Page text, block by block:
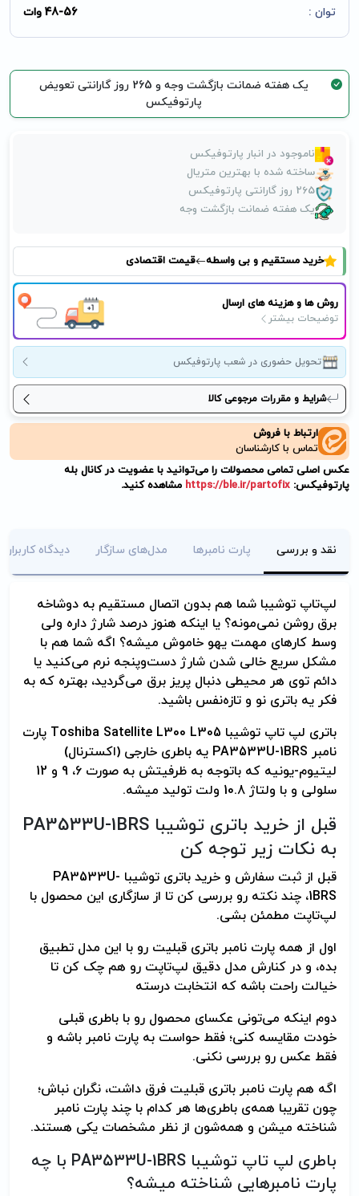
توان : 48-56 وات
یک هفته ضمانت بازگشت وجه و 265 روز گارانتی تعویض
پارتوفیکس
ناموجود در انبار پارتوفیکس
ساخته شده با بهترین متریال
265 روز گارانتی پارتوفیکس
یک هفته ضمانت بازگشت وجه
خرید مستقیم و بی واسطه قیمت اقتصادی
روش ها و هزینه های ارسال
توضیحات بیشتر
تحویل حضوری در شعب پارتوفیکس
شرایط و مقررات مرجوعی کالا
ارتباط با فروش
تماس با کارشناسان
عکس اصلی تمامی محصولات را می‌توانید با عضویت در کانال بله
پارتوفیکس: https://ble.ir/partofix مشاهده کنید.
نقد و بررسی پارت نامبرها مدل‌های سازگار دیدگاه کاربران
لپ‌تاپ توشیبا شما هم بدون اتصال مستقیم به دوشاخه
برق روشن نمی‌مونه؟ یا اینکه هنوز درصد شارژ داره ولی
وسط کارهای مهمت یهو خاموش میشه؟ اگه شما هم با
مشکل سریع خالی شدن شارژ دست‌وپنجه نرم می‌کنید یا
دائم توی هر محیطی دنبال پریز برق می‌گردید، بهتره که به
فکر یه باتری نو و تازه‌نفس باشید.
باتری لپ تاپ توشیبا Toshiba Satellite L300 L305 پارت
نامبر PA3533U-1BRS یه باطری خارجی (اکسترنال)
لیتیوم-یونیه که باتوجه به ظرفیتش به صورت 6، 9 و 12
سلولی و با ولتاژ 10.8 ولت تولید میشه.
قبل از خرید باتری توشیبا PA3533U-1BRS
به نکات زیر توجه کن
قبل از ثبت سفارش و خرید باتری توشیبا PA3533U-
1BRS، چند نکته رو بررسی کن تا از سازگاری این محصول با
لپ‌تاپت مطمئن بشی.
اول از همه پارت نامبر باتری قبلیت رو با این مدل تطبیق
بده، و در کنارش مدل دقیق لپ‌تاپت رو هم چک کن تا
خیالت راحت باشه که انتخابت درسته
دوم اینکه می‌تونی عکسای محصول رو با باطری قبلی
خودت مقایسه کنی؛ فقط حواست به پارت نامبر باشه و
فقط عکس رو بررسی نکنی.
اگه هم پارت نامبر باتری قبلیت فرق داشت، نگران نباش؛
چون تقریبا همه‌ی باطری‌ها هر کدام با چند پارت نامبر
شناخته میشن و همه‌شون از نظر مشخصات یکی هستند.
باطری لپ تاپ توشیبا PA3533U-1BRS با چه
پارت نامبرهایی شناخته میشه؟